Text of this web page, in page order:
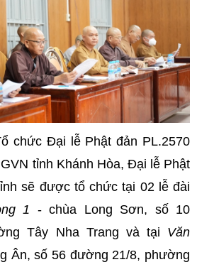
chức Đại lễ Phật đản PL.2570
tỉnh Khánh Hòa, Đại lễ Phật
sẽ được tổ chức tại 02 lễ đài
1 - chùa Long Sơn, số 10
Tây Nha Trang và tại Văn
Ân, số 56 đường 21/8, phường